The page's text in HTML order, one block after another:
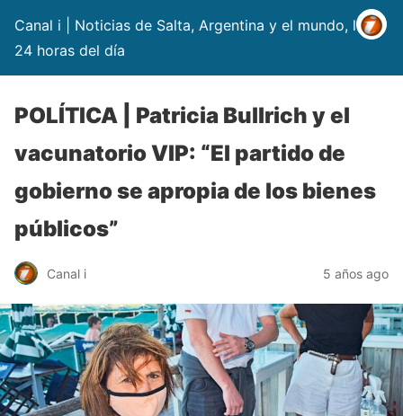
Canal i | Noticias de Salta, Argentina y el mundo, las
24 horas del día
POLÍTICA | Patricia Bullrich y el
vacunatorio VIP: “El partido de
gobierno se apropia de los bienes
públicos”
Canal i 5 años ago